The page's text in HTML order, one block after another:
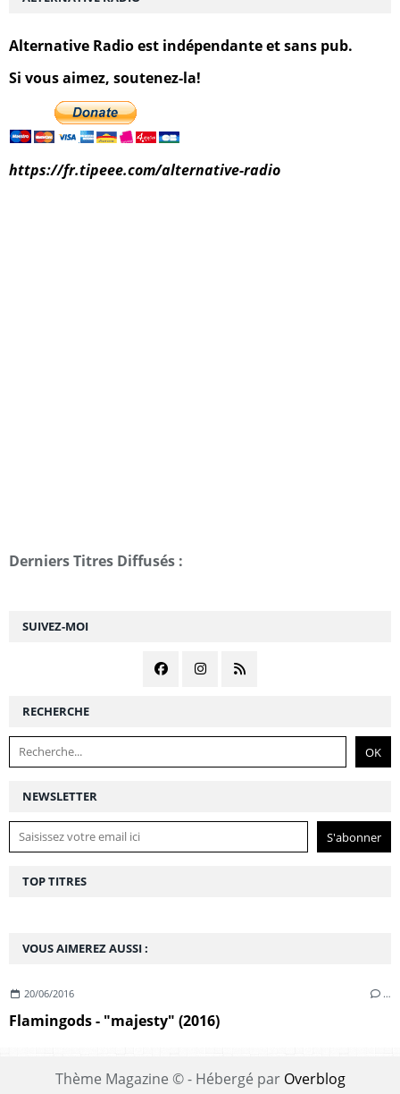
NEWSLETTER
SUIVEZ-MOI
RECHERCHE
VOUS AIMEREZ AUSSI :
20/06/2016 …
Flamingods - "majesty" (2016)
Alternative Radio est indépendante et sans pub.
Si vous aimez, soutenez-la!
https://fr.tipeee.com/alternative-radio
Derniers Titres Diffusés :
TOP TITRES
Thème Magazine © - Hébergé par Overblog